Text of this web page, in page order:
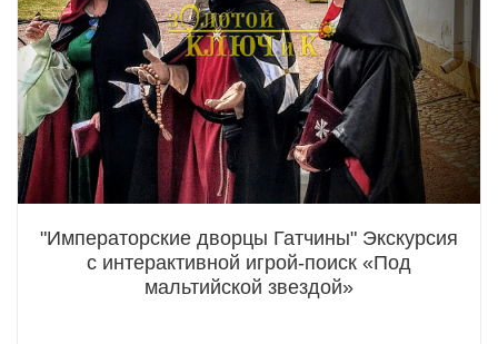
"Императорские дворцы Гатчины" Экскурсия
с интерактивной игрой-поиск «Под
мальтийской звездой»